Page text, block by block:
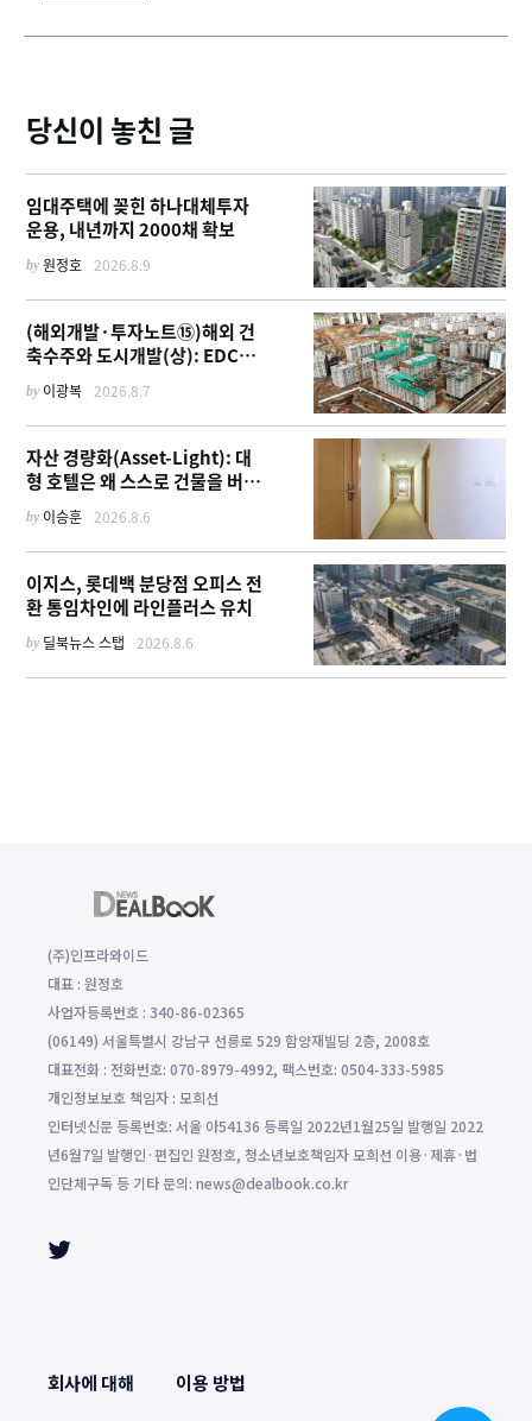
당신이 놓친 글
임대주택에 꽂힌 하나대체투자
운용, 내년까지 2000채 확보
by원정호 2026.8.9
(해외개발·투자노트⑮)해외 건
축수주와 도시개발(상): EDCF
부터 계열사 진출 위한 복합시설
까지
by 이광복 2026.8.7
자산 경량화(Asset-Light): 대
형 호텔은 왜 스스로 건물을 버리
고 '이름'만 팔기 시작했을까
by 이승훈 2026.8.6
이지스, 롯데백 분당점 오피스 전
환 통임차인에 라인플러스 유치
by 딜북뉴스 스탭 2026.8.6
(주)인프라와이드
대표 : 원정호
사업자등록번호 : 340-86-02365
(06149) 서울특별시 강남구 선릉로 529 함양재빌딩 2층, 2008호
대표전화 : 전화번호: 070-8979-4992, 팩스번호: 0504-333-5985
개인정보보호 책임자 : 모희선
인터넷신문 등록번호: 서울 아54136 등록일 2022년1월25일 발행일 2022
년6월7일 발행인·편집인 원정호, 청소년보호책임자 모희선 이용·제휴·법
인단체구독 등 기타 문의: news@dealbook.co.kr
회사에 대해 이용 방법